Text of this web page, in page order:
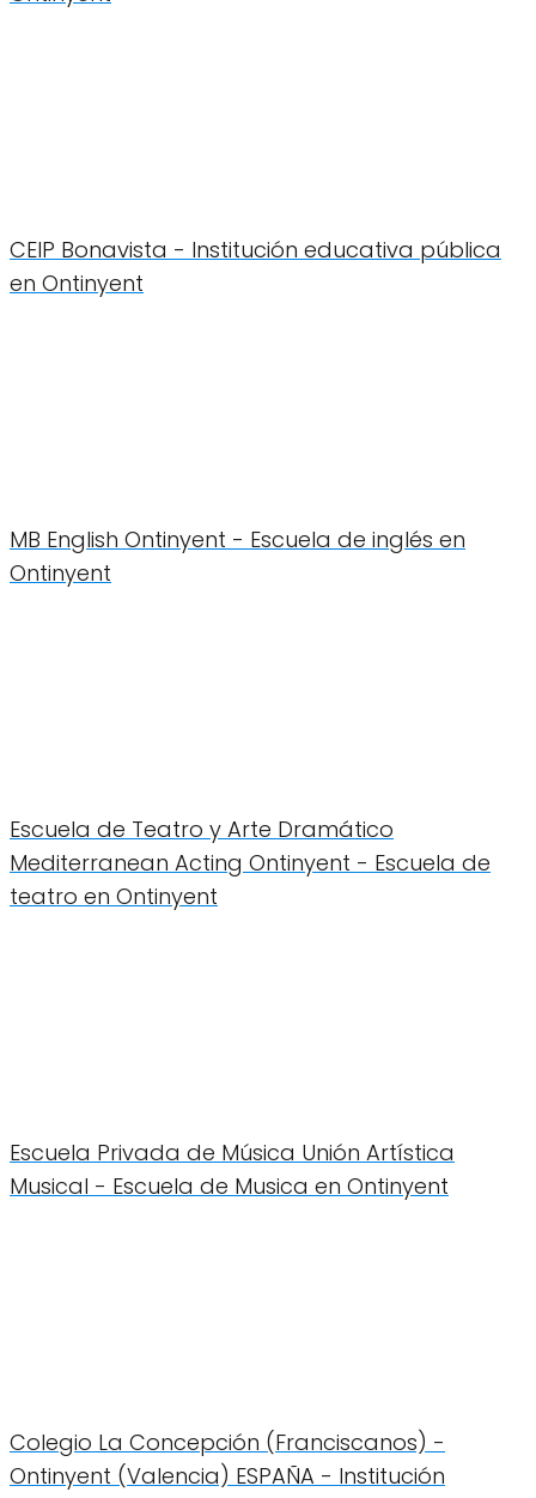
CEIP Bonavista - Institución educativa pública
en Ontinyent
MB English Ontinyent - Escuela de inglés en
Ontinyent
Escuela de Teatro y Arte Dramático
Mediterranean Acting Ontinyent - Escuela de
teatro en Ontinyent
Escuela Privada de Música Unión Artística
Musical - Escuela de Musica en Ontinyent
Colegio La Concepción (Franciscanos) -
Ontinyent (Valencia) ESPAÑA - Institución